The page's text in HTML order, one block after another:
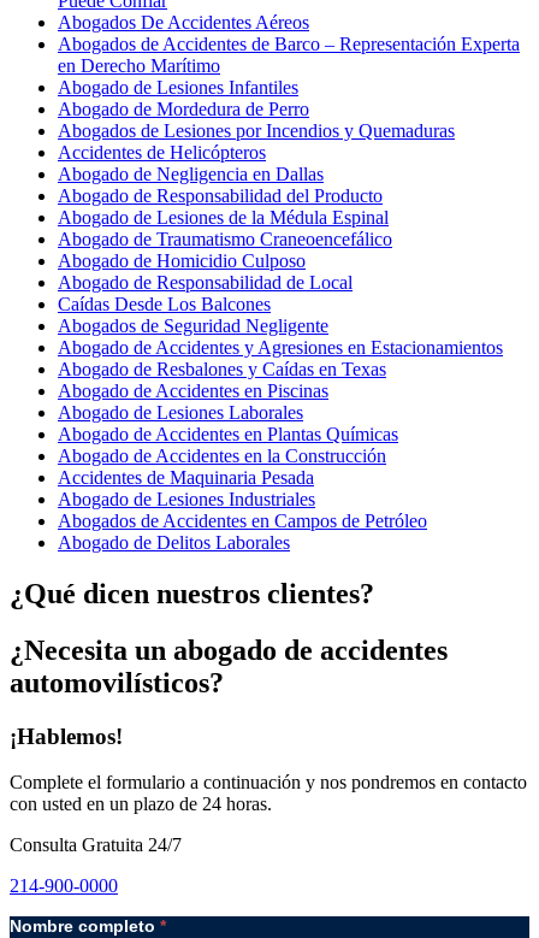
Abogados De Accidentes Aéreos
Abogados de Accidentes de Barco – Representación Experta
en Derecho Marítimo
Abogado de Lesiones Infantiles
Abogado de Mordedura de Perro
Abogados de Lesiones por Incendios y Quemaduras
Accidentes de Helicópteros
Abogado de Negligencia en Dallas
Abogado de Responsabilidad del Producto
Abogado de Lesiones de la Médula Espinal
Abogado de Traumatismo Craneoencefálico
Abogado de Homicidio Culposo
Abogado de Responsabilidad de Local
Caídas Desde Los Balcones
Abogados de Seguridad Negligente
Abogado de Accidentes y Agresiones en Estacionamientos
Abogado de Resbalones y Caídas en Texas
Abogado de Accidentes en Piscinas
Abogado de Lesiones Laborales
Abogado de Accidentes en Plantas Químicas
Abogado de Accidentes en la Construcción
Accidentes de Maquinaria Pesada
Abogado de Lesiones Industriales
Abogados de Accidentes en Campos de Petróleo
Abogado de Delitos Laborales
¿Qué dicen nuestros clientes?
¿Necesita un abogado de accidentes
automovilísticos?
¡Hablemos!
Complete el formulario a continuación y nos pondremos en contacto
con usted en un plazo de 24 horas.
Consulta Gratuita 24/7
214-900-0000
Nombre completo *